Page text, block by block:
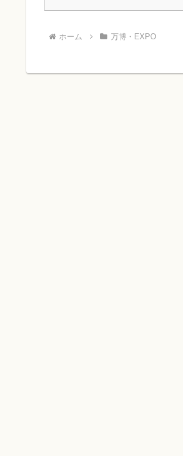
ホーム 万博・EXPO